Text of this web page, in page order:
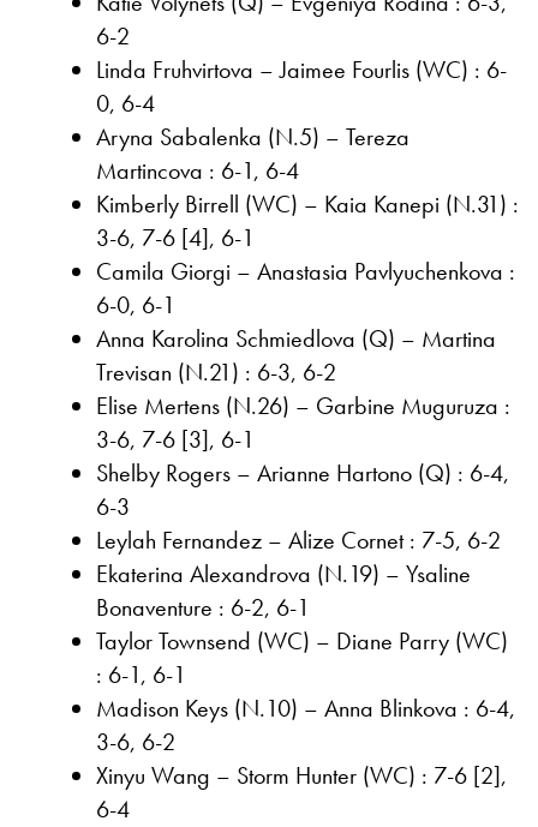
6-2
Linda Fruhvirtova – Jaimee Fourlis (WC) : 6-
0, 6-4
Aryna Sabalenka (N.5) – Tereza
Martincova : 6-1, 6-4
Kimberly Birrell (WC) – Kaia Kanepi (N.31) :
3-6, 7-6 [4], 6-1
Camila Giorgi – Anastasia Pavlyuchenkova :
6-0, 6-1
Anna Karolina Schmiedlova (Q) – Martina
Trevisan (N.21) : 6-3, 6-2
Elise Mertens (N.26) – Garbine Muguruza :
3-6, 7-6 [3], 6-1
Shelby Rogers – Arianne Hartono (Q) : 6-4,
6-3
Leylah Fernandez – Alize Cornet : 7-5, 6-2
Ekaterina Alexandrova (N.19) – Ysaline
Bonaventure : 6-2, 6-1
Taylor Townsend (WC) – Diane Parry (WC)
: 6-1, 6-1
Madison Keys (N.10) – Anna Blinkova : 6-4,
3-6, 6-2
Xinyu Wang – Storm Hunter (WC) : 7-6 [2],
6-4